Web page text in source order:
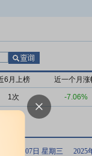
6月上榜 近一个月涨
1次 -7.06%
年01月07日 星期三 2025